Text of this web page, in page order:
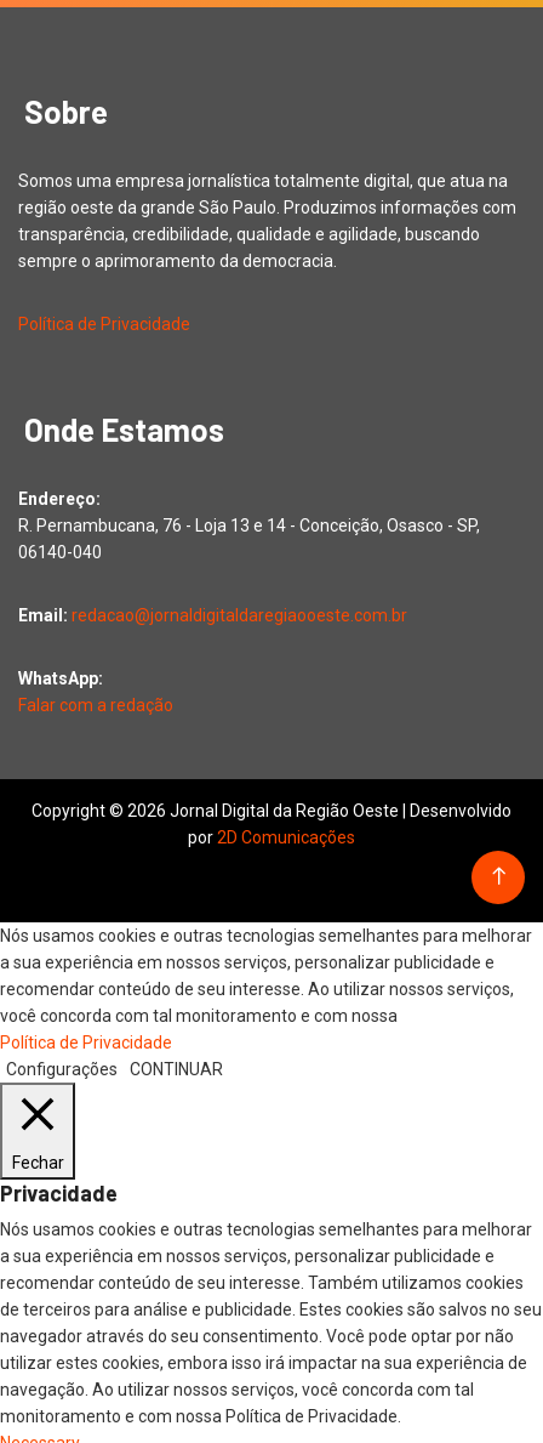
Sobre
Somos uma empresa jornalística totalmente digital, que atua na
região oeste da grande São Paulo. Produzimos informações com
transparência, credibilidade, qualidade e agilidade, buscando
sempre o aprimoramento da democracia.
Política de Privacidade
Onde Estamos
Endereço:
R. Pernambucana, 76 - Loja 13 e 14 - Conceição, Osasco - SP,
06140-040
Email: redacao@jornaldigitaldaregiaooeste.com.br
WhatsApp:
Falar com a redação
Copyright © 2026 Jornal Digital da Região Oeste | Desenvolvido
por2D Comunicações
Nós usamos cookies e outras tecnologias semelhantes para melhorar
a sua experiência em nossos serviços, personalizar publicidade e
recomendar conteúdo de seu interesse. Ao utilizar nossos serviços,
você concorda com tal monitoramento e com nossa
Política de Privacidade
Configurações
CONTINUAR
Fechar
Privacidade
Nós usamos cookies e outras tecnologias semelhantes para melhorar
a sua experiência em nossos serviços, personalizar publicidade e
recomendar conteúdo de seu interesse. Também utilizamos cookies
de terceiros para análise e publicidade. Estes cookies são salvos no seu
navegador através do seu consentimento. Você pode optar por não
utilizar estes cookies, embora isso irá impactar na sua experiência de
navegação. Ao utilizar nossos serviços, você concorda com tal
monitoramento e com nossa Política de Privacidade.